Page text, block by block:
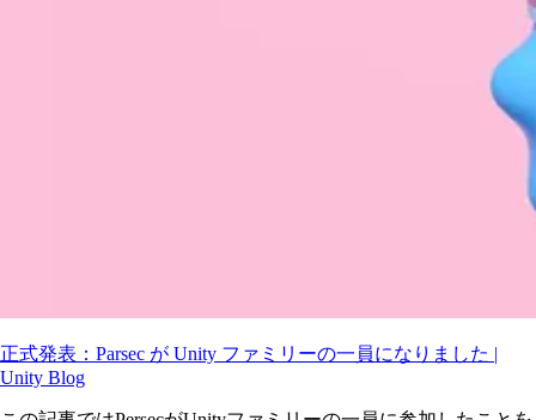
正式発表：Parsec が Unity ファミリーの一員になりました |
Unity Blog